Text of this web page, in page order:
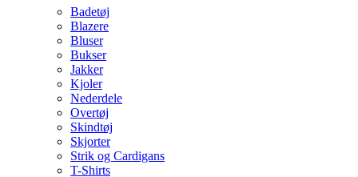
Badetøj
Blazere
Bluser
Bukser
Jakker
Kjoler
Nederdele
Overtøj
Skindtøj
Skjorter
Strik og Cardigans
T-Shirts